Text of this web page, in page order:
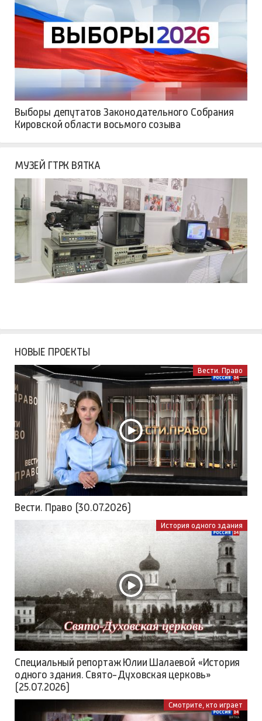
Выборы депутатов Законодательного Собрания
Кировской области восьмого созыва
МУЗЕЙ ГТРК ВЯТКА
НОВЫЕ ПРОЕКТЫ
Вести. Право
Вести. Право (30.07.2026)
История одного здания
Специальный репортаж Юлии Шалаевой «История
одного здания. Свято-Духовская церковь»
(25.07.2026)
Смотрите, кто играет